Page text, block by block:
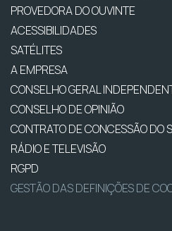
PROVEDORA DO OUVINTE
ACESSIBILIDADES
SATÉLITES
A EMPRESA
CONSELHO GERAL
CONSELHO DE OPINIÃO
CONTRATO DE CONCESSÃO DO
RÁDIO E TELEVISÃO
RGPD
GESTÃO DAS DEFINIÇÕES DE